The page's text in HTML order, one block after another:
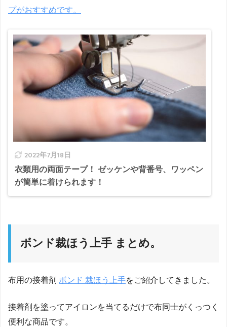
プがおすすめです。
2022年7月18日
衣類用の両面テープ！ ゼッケンや背番号、ワッペン
が簡単に着けられます！
ボンド裁ほう上手 まとめ。
布用の接着剤 ボンド 裁ほう上手をご紹介してきました。
接着剤を塗ってアイロンを当てるだけで布同士がくっつく
便利な商品です。